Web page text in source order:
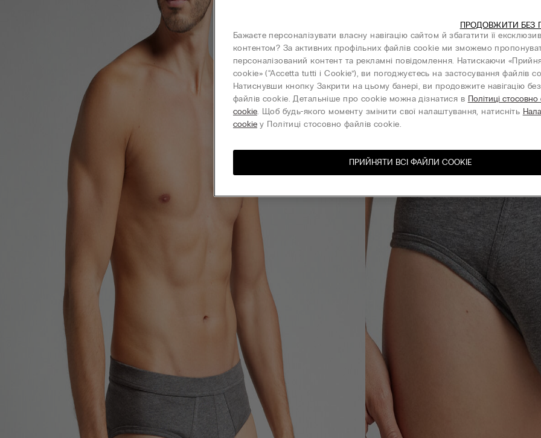
Бажаєте персоналізувати власну навігацію сайтом й збагатити її
контентом? За активних профільних файлів cookie ми зможемо
персоналізований контент та рекламні повідомлення. Натискаючи
cookie» (“Accetta tutti i Cookie”), ви погоджуєтесь на застосування файлів
Натиснувши кнопку Закрити на цьому банері, ви продовжите навігацію без
файлів cookie. Детальніше про cookie можна дізнатися в Політиці стосовно
cookie. Щоб будь-якого моменту змінити свої налаштування, натисніть
cookie у Політиці стосовно файлів cookie.
ПРИЙНЯТИ ВСІ ФАЙЛИ СOOKIE
ПРОДОВЖИТИ БЕЗ